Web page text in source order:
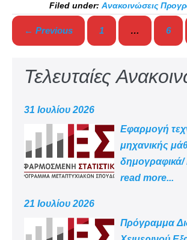
Filed under: Ανακοινώσεις
← Previous 1 … 6
Τελευταίες
31 Ιουλίου 2026
Εφαρμογή
μηχανικής
δημογραφικά/
-οικονομικά
read more...
21 Ιουλίου 2026
Πρόγραμμα